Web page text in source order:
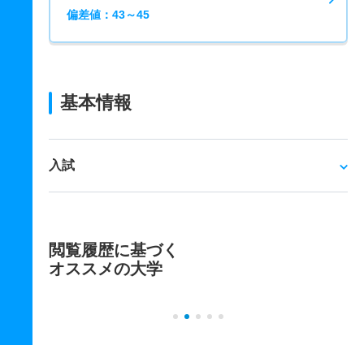
偏差値：43～45
基本情報
入試
閲覧履歴に基づく
オススメの大学